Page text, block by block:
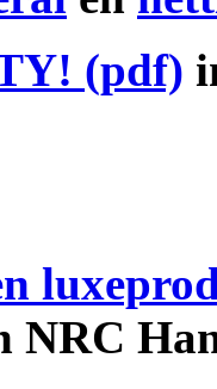
(pdf)
NRC